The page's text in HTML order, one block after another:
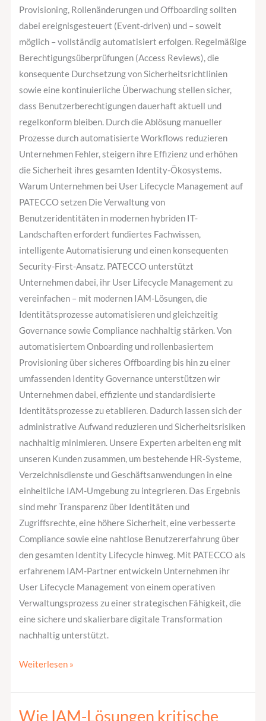
Provisioning, Rollenänderungen und Offboarding sollten
dabei ereignisgesteuert (Event-driven) und – soweit
möglich – vollständig automatisiert erfolgen. Regelmäßige
Berechtigungsüberprüfungen (Access Reviews), die
konsequente Durchsetzung von Sicherheitsrichtlinien
sowie eine kontinuierliche Überwachung stellen sicher,
dass Benutzerberechtigungen dauerhaft aktuell und
regelkonform bleiben. Durch die Ablösung manueller
Prozesse durch automatisierte Workflows reduzieren
Unternehmen Fehler, steigern ihre Effizienz und erhöhen
die Sicherheit ihres gesamten Identity-Ökosystems.
Warum Unternehmen bei User Lifecycle Management auf
PATECCO setzen Die Verwaltung von
Benutzeridentitäten in modernen hybriden IT-
Landschaften erfordert fundiertes Fachwissen,
intelligente Automatisierung und einen konsequenten
Security-First-Ansatz. PATECCO unterstützt
Unternehmen dabei, ihr User Lifecycle Management zu
vereinfachen – mit modernen IAM-Lösungen, die
Identitätsprozesse automatisieren und gleichzeitig
Governance sowie Compliance nachhaltig stärken. Von
automatisiertem Onboarding und rollenbasiertem
Provisioning über sicheres Offboarding bis hin zu einer
umfassenden Identity Governance unterstützen wir
Unternehmen dabei, effiziente und standardisierte
Identitätsprozesse zu etablieren. Dadurch lassen sich der
administrative Aufwand reduzieren und Sicherheitsrisiken
nachhaltig minimieren. Unsere Experten arbeiten eng mit
unseren Kunden zusammen, um bestehende HR-Systeme,
Verzeichnisdienste und Geschäftsanwendungen in eine
einheitliche IAM-Umgebung zu integrieren. Das Ergebnis
sind mehr Transparenz über Identitäten und
Zugriffsrechte, eine höhere Sicherheit, eine verbesserte
Compliance sowie eine nahtlose Benutzererfahrung über
den gesamten Identity Lifecycle hinweg. Mit PATECCO als
erfahrenem IAM-Partner entwickeln Unternehmen ihr
User Lifecycle Management von einem operativen
Verwaltungsprozess zu einer strategischen Fähigkeit, die
eine sichere und skalierbare digitale Transformation
nachhaltig unterstützt.
Weiterlesen »
Wie IAM-Lösungen kritische
Wie